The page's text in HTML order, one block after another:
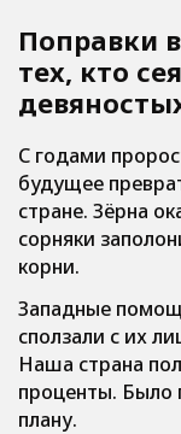
Поправки
тех, кто
С годами
будущее
стране. Зёрна
сорняки
корни.
Западные
сползали с их
Наша страна
проценты. Было
плану.